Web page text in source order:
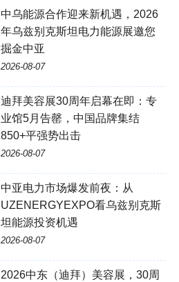
中乌能源合作迎来新机遇，2026
年乌兹别克斯坦电力能源展邀您
掘金中亚
2026-08-07
迪拜美容展30周年启幕在即：专
业馆5月告罄，中国品牌集结
850+平强势出击
2026-08-07
中亚电力市场爆发前夜：从
UZENERGYEXPO看乌兹别克斯
坦能源投资机遇
2026-08-07
2026中东（迪拜）美容展，30周